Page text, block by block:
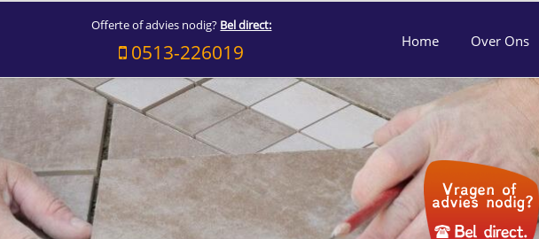
Offerte of advies nodig? Bel direct:
0513-226019 Home Over Ons